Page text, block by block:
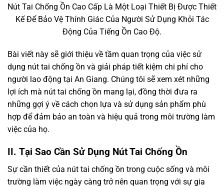
Nút Tai Chống Ồn Cao Cấp Là Một Loại Thiết Bị Được Thiết
Kế Để Bảo Vệ Thính Giác Của Người Sử Dụng Khỏi Tác
Động Của Tiếng Ồn Cao Độ.
Bài viết này sẽ giới thiệu về tầm quan trọng của việc sử
dụng nút tai chống ồn và giải pháp tiết kiệm chi phí cho
người lao động tại An Giang. Chúng tôi sẽ xem xét những
lợi ích mà nút tai chống ồn mang lại, đồng thời đưa ra
những gợi ý về cách chọn lựa và sử dụng sản phẩm phù
hợp để đảm bảo an toàn và hiệu quả trong môi trường làm
việc của họ.
II. Tại Sao Cần Sử Dụng Nút Tai Chống Ồn
Sự cần thiết của nút tai chống ồn trong cuộc sống và môi
trường làm việc ngày càng trở nên quan trọng với sự gia